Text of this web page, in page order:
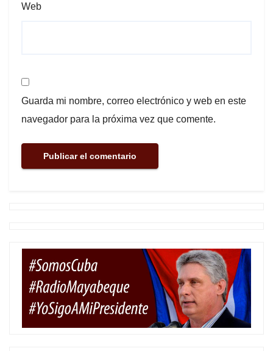
Web
Guarda mi nombre, correo electrónico y web en este
navegador para la próxima vez que comente.